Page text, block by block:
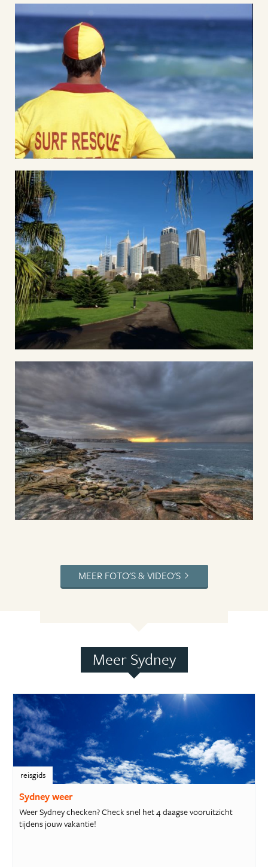
MEER FOTO'S & VIDEO'S
Meer Sydney
reisgids
Sydney weer
Weer Sydney checken? Check snel het 4 daagse vooruitzicht
tijdens jouw vakantie!